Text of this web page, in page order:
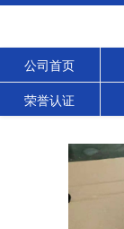
公司首页
荣誉认证